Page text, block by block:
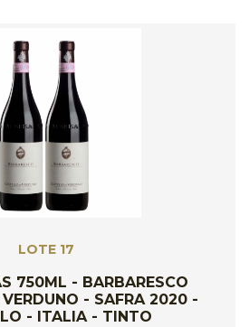
LOTE 17
750ML - BARBARESCO
- SAFRA 2020 -
- ITALIA - TINTO